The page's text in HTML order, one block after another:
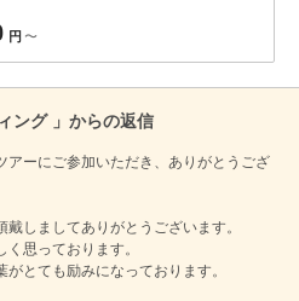
円 〜
ング 」からの返信
アーにご参加いただき、ありがとうござ
しましてありがとうございます。
思っております。
とても励みになっております。